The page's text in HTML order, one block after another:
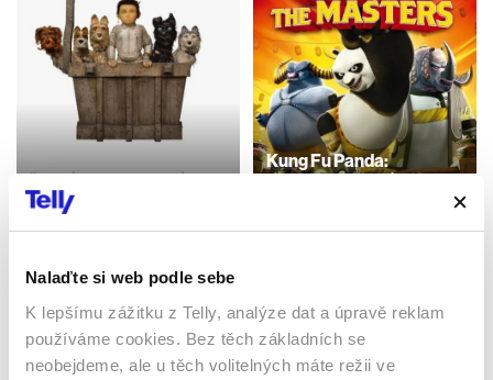
Nalaďte si web podle sebe
K lepšímu zážitku z Telly, analýze dat a úpravě reklam
používáme cookies. Bez těch základních se
neobejdeme, ale u těch volitelných máte režii ve
Psí ostrov
2018 | USA, Německo | 101
Kung Fu Panda:
Tajemství mistrů
Sledujte kdekoliv až na 6 zařízeních